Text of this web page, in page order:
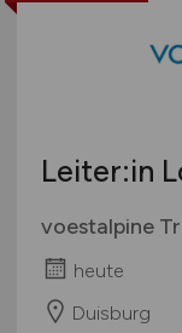
Leiter:in
voestalpine
heute
Duisburg